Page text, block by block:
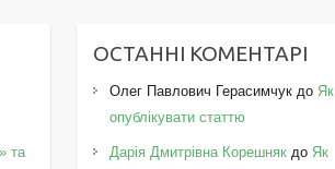
та
ОСТАННІ КОМЕНТАРІ
Олег Павлович Герасимчук до Як
опублікувати статтю
Дарія Дмитрівна Корешняк до Як